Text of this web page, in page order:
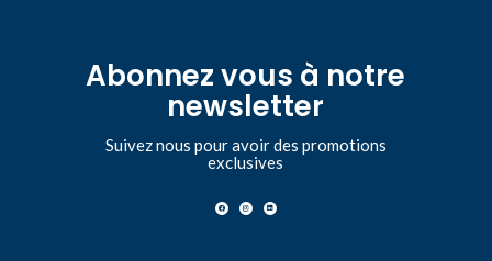
Abonnez vous à notre
newsletter
Suivez nous pour avoir des promotions
exclusives